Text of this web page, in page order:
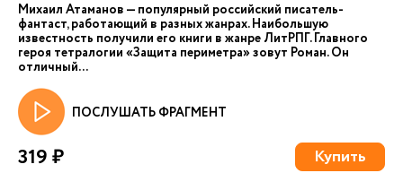
Михаил Атаманов — популярный российский писатель-
фантаст, работающий в разных жанрах. Наибольшую
известность получили его книги в жанре ЛитРПГ. Главного
героя тетралогии «Защита периметра» зовут Роман. Он
отличный...
ПОСЛУШАТЬ ФРАГМЕНТ
319 ₽ Купить